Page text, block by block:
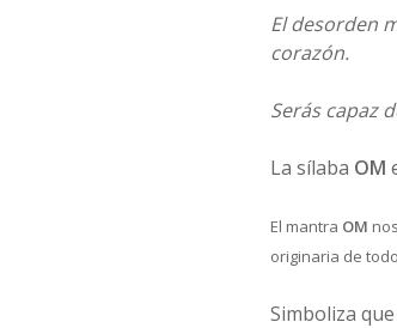
El desorden
corazón.
Serás capaz
La sílaba OM
El mantra OM
originaria de
Simboliza